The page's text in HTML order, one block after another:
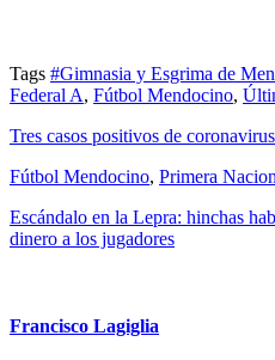
Tags #Gimnasia y Esgrima de
Federal A, Fútbol Mendocino,
Tres casos positivos de
Fútbol Mendocino, Primera
Escándalo en la Lepra: hinchas
dinero a los jugadores
Francisco Lagiglia